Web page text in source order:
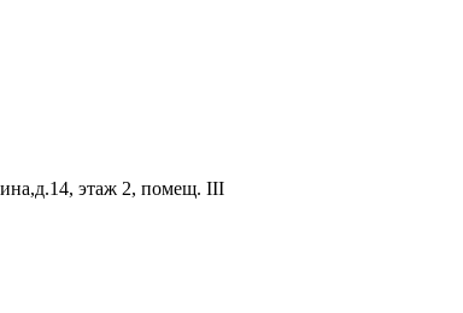
этаж 2, помещ. III